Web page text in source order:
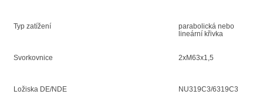
Typ zatížení
parabolická nebo
lineární křivka
Svorkovnice 2xM63x1,5
Ložiska DE/NDE NU319C3/6319C3